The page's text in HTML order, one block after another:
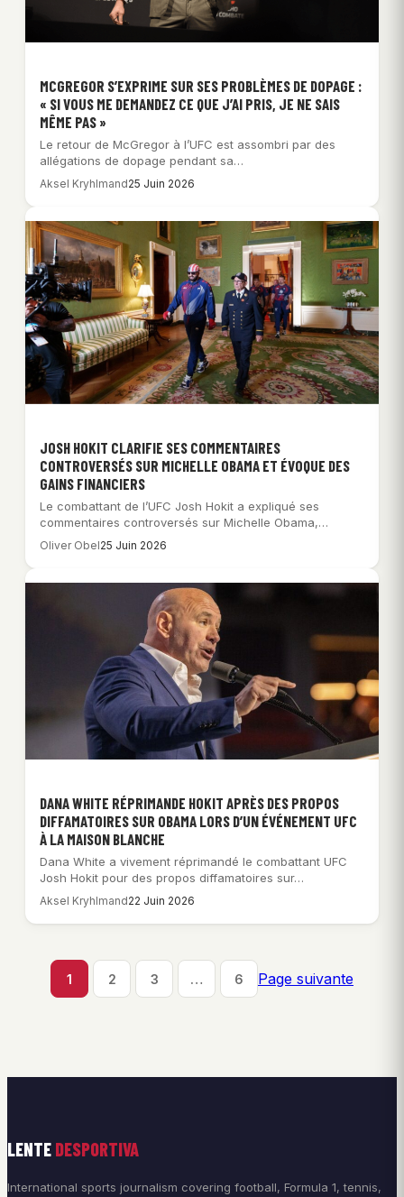
MCGREGOR S’EXPRIME SUR SES PROBLÈMES DE DOPAGE :
« SI VOUS ME DEMANDEZ CE QUE J’AI PRIS, JE NE SAIS
MÊME PAS »
Le retour de McGregor à l’UFC est assombri par des
allégations de dopage pendant sa…
Aksel Kryhlmand25 Juin 2026
JOSH HOKIT CLARIFIE SES COMMENTAIRES
CONTROVERSÉS SUR MICHELLE OBAMA ET ÉVOQUE DES
GAINS FINANCIERS
Le combattant de l’UFC Josh Hokit a expliqué ses
commentaires controversés sur Michelle Obama,
affirmant…
Oliver Obel25 Juin 2026
DANA WHITE RÉPRIMANDE HOKIT APRÈS DES PROPOS
DIFFAMATOIRES SUR OBAMA LORS D’UN ÉVÉNEMENT UFC
À LA MAISON BLANCHE
Dana White a vivement réprimandé le combattant UFC
Josh Hokit pour des propos diffamatoires sur…
Aksel Kryhlmand22 Juin 2026
1 2 3 … 6 Page suivante
LENTE DESPORTIVA
International sports journalism covering football, Formula 1, tennis,